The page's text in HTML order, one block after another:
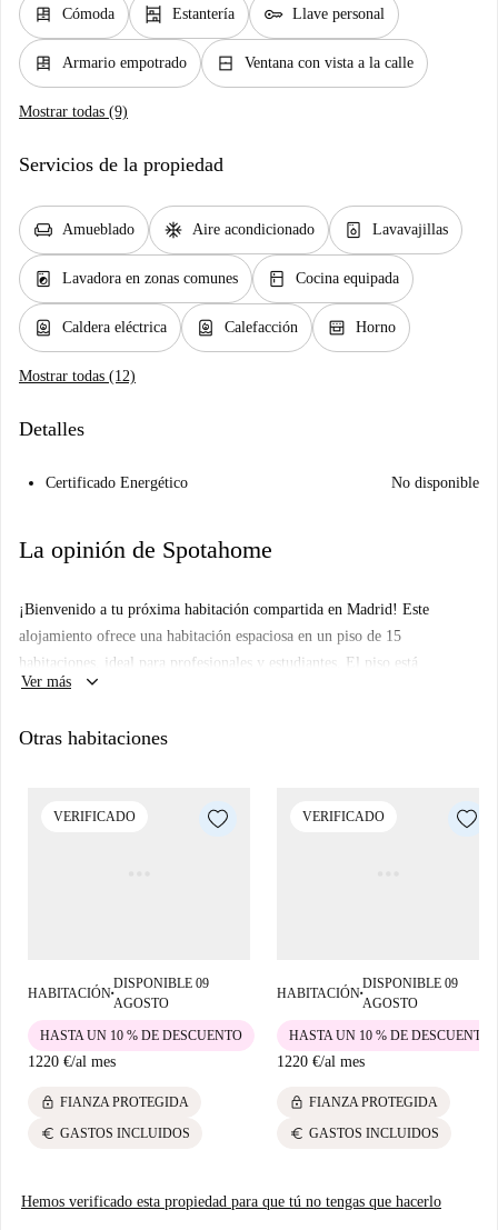
dresser Cómoda shelves Estantería key Llave personal
dresser Armario empotrado window_closed Ventana con vista a la calle
Mostrar todas (9)
Servicios de la propiedad
chair Amueblado ac_unit Aire acondicionado dishwasher_gen Lavavajillas
local_laundry_service Lavadora en zonas comunes kitchen Cocina equipada
water_heater Caldera eléctrica water_heater Calefacción oven_gen Horno
Mostrar todas (12)
Detalles
Certificado Energético No disponible
La opinión de Spotahome
¡Bienvenido a tu próxima habitación compartida en Madrid! Este
alojamiento ofrece una habitación espaciosa en un piso de 15
habitaciones, ideal para profesionales y estudiantes. El piso está
completamente amueblado y cuenta con calefacción central, lavadora
Además, dispone de aire acondicionado individual para mayor
Ubicado en Ciudad Universitaria, el alojamiento se encuentra a poca
Ver más keyboard_arrow_down
Otras habitaciones
VERIFICADO
HABITACIÓN■
DISPONIBLE 09
AGOSTO
1220 €/al mes
HASTA UN 10 % DE DESCUENTO
lock FIANZA PROTEGIDA
euro GASTOS INCLUIDOS
VERIFICADO
HABITACIÓN■
DISPONIBLE 09
AGOSTO
1220 €/al mes
HASTA UN 10 % DE DESCUENTO
lock FIANZA PROTEGIDA
euro GASTOS INCLUIDOS
Hemos verificado esta propiedad para que tú no tengas que hacerlo